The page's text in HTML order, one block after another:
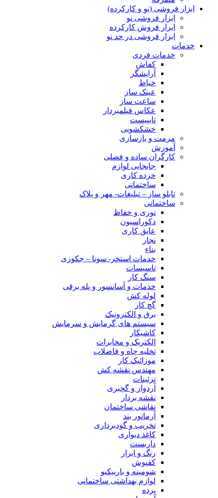
ابزار فروشی (نو و کارکرده)
ابزار فروشی نو
ابزار فروش کارکرده
ابزار فروشی در حد نو
خدمات
خدمات فردی
کفاش
آرایشگر
خیاط
عینک ساز
ساعت ساز
عکاس فیلمبردار
تایپیست
خشکشویی
مرمت و بازسازی
آموزش
کارگران ساده و فصلی
جابجایی لوازم
خرده کاری
ساختمانی
تابلو ساز – تبلیغات- مهر و پلاک
ساختمانی
توری و حفاظ
دکوراسیون
عایق کاری
نجار
بناء
خدمات استخر- سونا – جکوزی
تاسیسات
سنگ کار
خدمات و آسانسور و پله برقی
لوله کش
گچ کار
برق و الکترونیک
سیستم های گرمایش و سرمایش
کاشیکار
الکتریک و مخابرات
تخلیه چاه و فاضلاب
موزائیک کار
مهندس نقشه کش
تزئینات
آردواز و گچبری
نقشه بردار
نقاشی ساختمان
آرماتور بند
تخریب و گودبرداری
کاغذ دیواری
داربست
رنگ و ابزار
کفپوش
شومینه و باربیکیو
لوازم بهداشتی ساختمانی
پرده